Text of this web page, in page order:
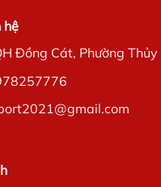
hệ
Đồng Cát, Phường Thủy